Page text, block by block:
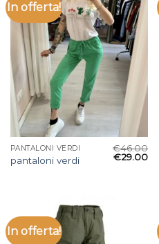
In offerta!
PANTALONI VERDI
pantaloni verdi
€46.00
€29.00
In offerta!